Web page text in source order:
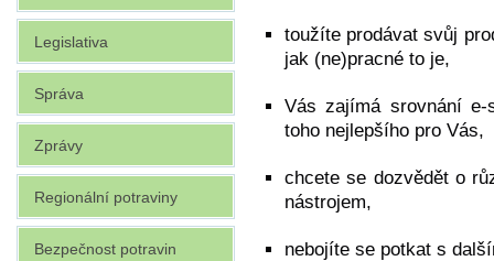
toužíte prodávat svůj
jak (ne)pracné to je,
Vás zajímá srovnání e-
toho nejlepšího pro Vás,
chcete se dozvědět o
nástrojem,
nebojíte se potkat s
Legislativa
Správa
Zprávy
Regionální potraviny
Bezpečnost potravin